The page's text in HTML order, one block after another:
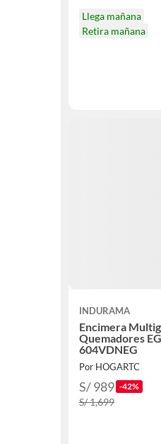
Llega mañana
Retira mañana
INDURAMA
Encimera
Quemadores
604VDNEG
Por HOGARTC
S/ 989 -42%
S/ 1,699